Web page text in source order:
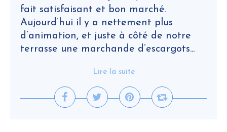
fait satisfaisant et bon marché.
Aujourd’hui il y a nettement plus
d’animation, et juste à côté de notre
terrasse une marchande d’escargots...
Lire la suite